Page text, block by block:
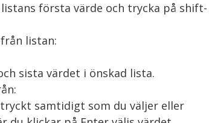
första värde och trycka på
listan: